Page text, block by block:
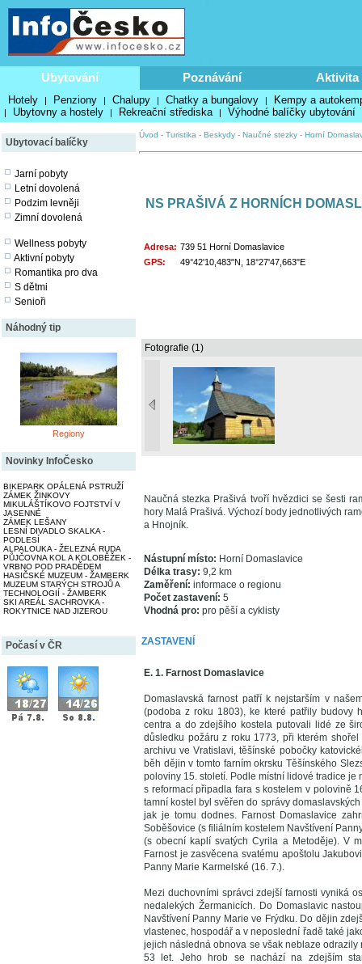
Ubytování Poznávání Aktivita
Hotely | Penziony | Chalupy | Chatky a bungalovy | Kempy a
| Ubytovny a hostely | Rekreační střediska | Výhodné balíčky ubytování
Ubytovací balíčky
Jarní pobyty
Letní dovolená
Podzim levněji
Zimní dovolená
Wellness pobyty
Aktivní pobyty
Romantika pro dva
S dětmi
Senioři
Náhodný tip
Regiony
Novinky InfoČesko
BIKEPARK OPÁLENÁ PSTRUŽÍ
ZÁMEK ŽINKOVY
MIKULÁŠTÍKOVO FOJTSTVÍ V
JASENNÉ
ZÁMEK LEŠANY
LESNÍ DIVADLO SKALKA -
PODLESÍ
ALPALOUKA - ŽELEZNÁ RUDA
PŮJČOVNA KOL A KOLOBĚŽEK -
VRBNO POD PRADĚDEM
HASIČSKÉ MUZEUM - ŽAMBERK
MUZEUM STARÝCH STROJŮ A
TECHNOLOGIÍ - ŽAMBERK
SKI AREÁL SACHROVKA -
ROKYTNICE NAD JIZEROU
Počasí v ČR
Úvod - Turistika - Beskydy - Naučné stezky - Horní
NS PRAŠIVÁ Z HORNÍCH
Adresa: 739 51 Horní Domaslavice
GPS:
49°42'10,483"N, 18°27'47,663"E
Fotografie (1)
Naučná stezka Prašivá tvoří hvězdici se šesti
hory Malá Prašivá. Výchozí body jednotlivých
a Hnojník.
Nástupní místo: Horní Domaslavice
Délka trasy: 9,2 km
Zaměření: informace o regionu
Počet zastavení: 5
Vhodná pro: pro pěší a cyklisty
ZASTAVENÍ
E. 1. Farnost Domaslavice
Domaslavská farnost patří k nejstarším v
(podoba z roku 1803), ke které patřily budovy
centra a do zdejšího kostela putovali lidé ze
důsledku požáru z roku 1773, při kterém
archivu ve Vratislavi, těšínské pobočky
běh dějin v tomto farním okrsku Těšínského
poloviny 15. století. Podle místní lidové tradice
s reformací připadla fara s kostelem v polovině
tamní kostel byl svěřen do správy
jak je tomu dodnes. Farnost Domaslavice
Soběšovice (s filiálním kostelem Navštívení
(s obecní kaplí svatých Cyrila a Metoděje). V
Farnost je zasvěcena svatému apoštolu
Panny Marie Karmelské (16. 7.).
Mezi duchovními správci zdejší farnosti vyniká
nedalekých Žermanicích. Do Domaslavic
Navštívení Panny Marie ve Frýdku. Do dějin
vlastenec, hospodář a v neposlední řadě také
jejich následná obnova se však neblaze
53 let. Jeho hrob se nachází na zdejším